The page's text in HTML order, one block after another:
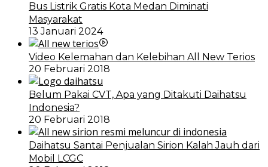
Bus Listrik Gratis Kota Medan Diminati
Masyarakat
13 Januari 2024
Video Kelemahan dan Kelebihan All New Terios
20 Februari 2018
Belum Pakai CVT, Apa yang Ditakuti Daihatsu
Indonesia?
20 Februari 2018
Daihatsu Santai Penjualan Sirion Kalah Jauh dari
Mobil LCGC